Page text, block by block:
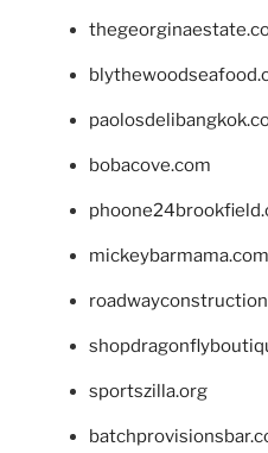
bobacove.com
mickeybarmama.com
sportszilla.org